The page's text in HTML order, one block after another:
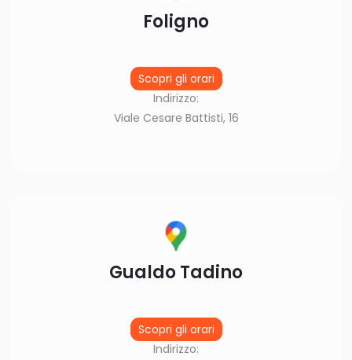
Foligno
Scopri gli orari
Indirizzo:
Viale Cesare Battisti, 16
Gualdo Tadino
Scopri gli orari
Indirizzo: